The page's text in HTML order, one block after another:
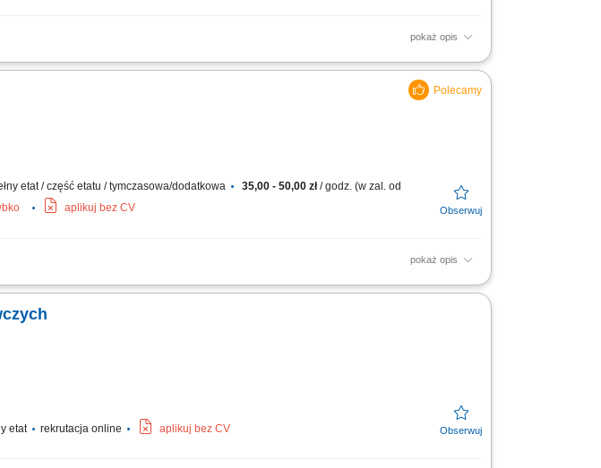
pokaż opis
przed ewentualnymi uszkodzeniami; Utrzymywanie dobrych relacji z
etat / część etatu / tymczasowa/dodatkowa 35,00 - 50,00 zł/ godz. (w zal. od
aplikuj bez CV
pokaż opis
przed ewentualnymi uszkodzeniami; Utrzymywanie dobrych relacji z
etat rekrutacja online aplikuj bez CV